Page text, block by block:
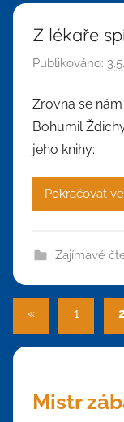
Z lékaře
Publikováno:
Zrovna se
Bohumil
jeho knihy:
Pokračovat
Zajímavé
příspěvků
«Předchozí
příspěvky
1
Mistr